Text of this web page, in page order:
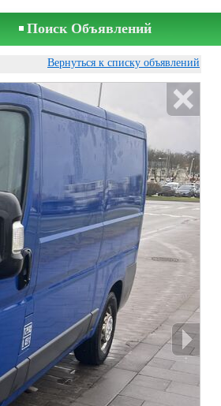
Поиск Объявлений
Вернуться к списку объявлений